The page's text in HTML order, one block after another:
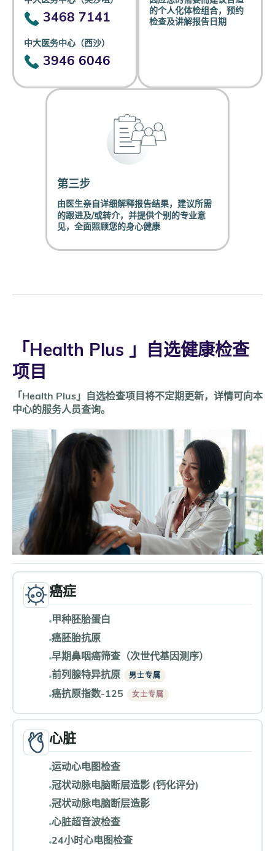
3468 7141
中大医务中心（西沙）
3946 6046
的个人化体检组合，预约
检查及讲解报告日期
第三步
由医生亲自详细解释报告结果，建议所需
的跟进及/或转介，并提供个别的专业意
见，全面照顾您的身心健康
「Health Plus 」自选健康检查
项目
「Health Plus」自选检查项目将不定期更新，详情可向本
中心的服务人员查询。
癌症
甲种胚胎蛋白
癌胚胎抗原
早期鼻咽癌筛查（次世代基因测序）
前列腺特异抗原
男士专属
癌抗原指数-125 女士专属
心脏
运动心电图检查
冠状动脉电脑断层造影 (钙化评分)
冠状动脉电脑断层造影
心脏超音波检查
24小时心电图检查